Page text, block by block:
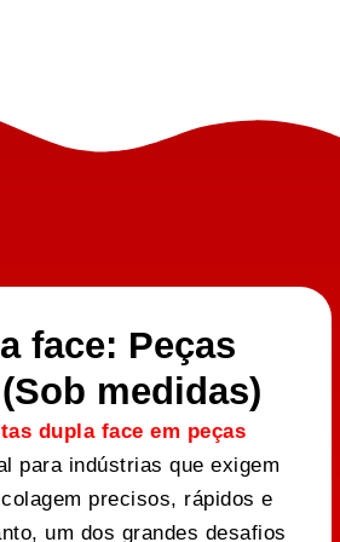
face: Peças
medidas)
dupla face em peças
para indústrias que exigem
precisos, rápidos e
um dos grandes desafios